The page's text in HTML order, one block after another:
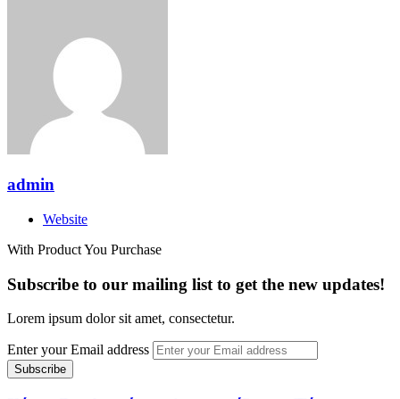
admin
Website
With Product You Purchase
Subscribe to our mailing list to get the new updates!
Lorem ipsum dolor sit amet, consectetur.
Enter your Email address